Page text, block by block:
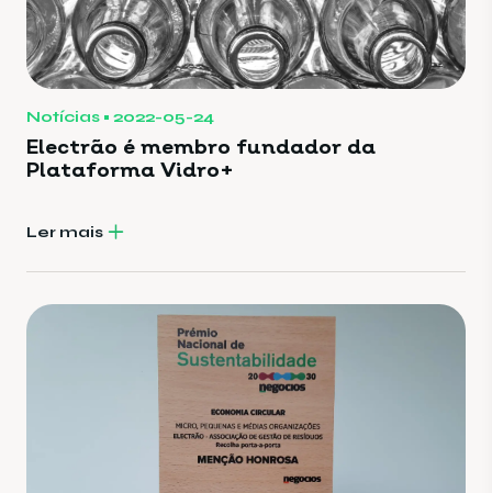
Notícias 2022-05-24
Electrão é membro fundador da
Plataforma Vidro+
Ler mais